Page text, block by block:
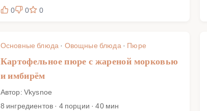
0
0 0
Основные блюда · Овощные блюда· Пюре
Картофельное пюре с жареной морковью
и имбирём
Автор: Vkysnoe
8 ингредиентов · 4 порции · 40 мин